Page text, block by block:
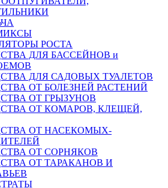
РОСТА
ДЛЯ БАССЕЙНОВ и
ДЛЯ САДОВЫХ ТУАЛЕТОВ
ОТ БОЛЕЗНЕЙ РАСТЕНИЙ
ОТ ГРЫЗУНОВ
ОТ КОМАРОВ, КЛЕЩЕЙ,
ОТ НАСЕКОМЫХ-
ОТ СОРНЯКОВ
ОТ ТАРАКАНОВ И